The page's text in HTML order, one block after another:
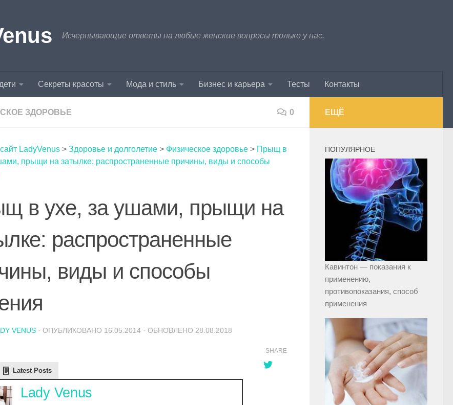
Исчерпывающие ответы на любые женские вопросы только у нас.
Секреты красоты Мода и стиль Бизнес и карьера Тесты Контакты
ЗДОРОВЬЕ 0
LadyVenus > Здоровье и долголетие > Физическое здоровье > Прыщ в
прыщи на затылке: распространенные причины, виды и способы
в ухе, за ушами, прыщи на
распространенные
виды и способы
VENUS · ОПУБЛИКОВАНО 16.05.2014 · ОБНОВЛЕНО 28.08.2018
Latest Posts
Lady Venus
SHARE
ЕЩЁ
ПОПУЛЯРНОЕ
Кавинтон — показания к
применению,
противопоказания, способ
применения